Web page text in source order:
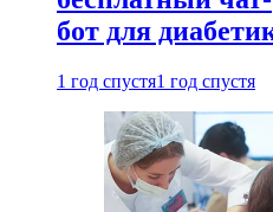
бот для
1 год спустя1 год спустя